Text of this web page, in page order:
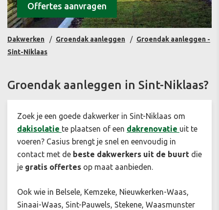
Offertes aanvragen
Dakwerken Groendak aanleggen
Groendak aanleggen -
Sint-Niklaas
Groendak aanleggen in Sint-Niklaas?
Zoek je een goede dakwerker in Sint-Niklaas om
dakisolatie te plaatsen of een dakrenovatie uit te
voeren? Casius brengt je snel en eenvoudig in
contact met de beste dakwerkers uit de buurt die
je gratis offertes op maat aanbieden.
Ook wie in Belsele, Kemzeke, Nieuwkerken-Waas,
Sinaai-Waas, Sint-Pauwels, Stekene, Waasmunster